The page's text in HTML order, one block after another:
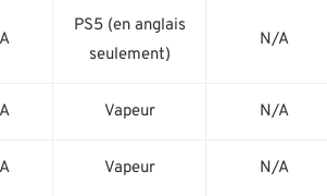
PS5 (en anglais
seulement)
N/A
Vapeur N/A
Vapeur N/A